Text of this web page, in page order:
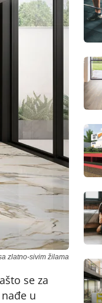
zlatno-sivim žilama
se za
u